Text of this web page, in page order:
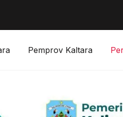
Pemprov Kaltara